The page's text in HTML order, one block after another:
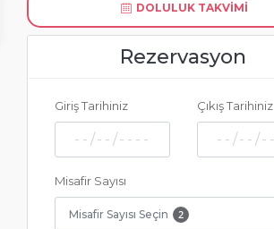
DOLULUK TAKVIMI
Rezervasyon
Giriş Tarihiniz Çıkış Tarihiniz
Misafir Sayısı
Misafir Sayısı Seçin 2